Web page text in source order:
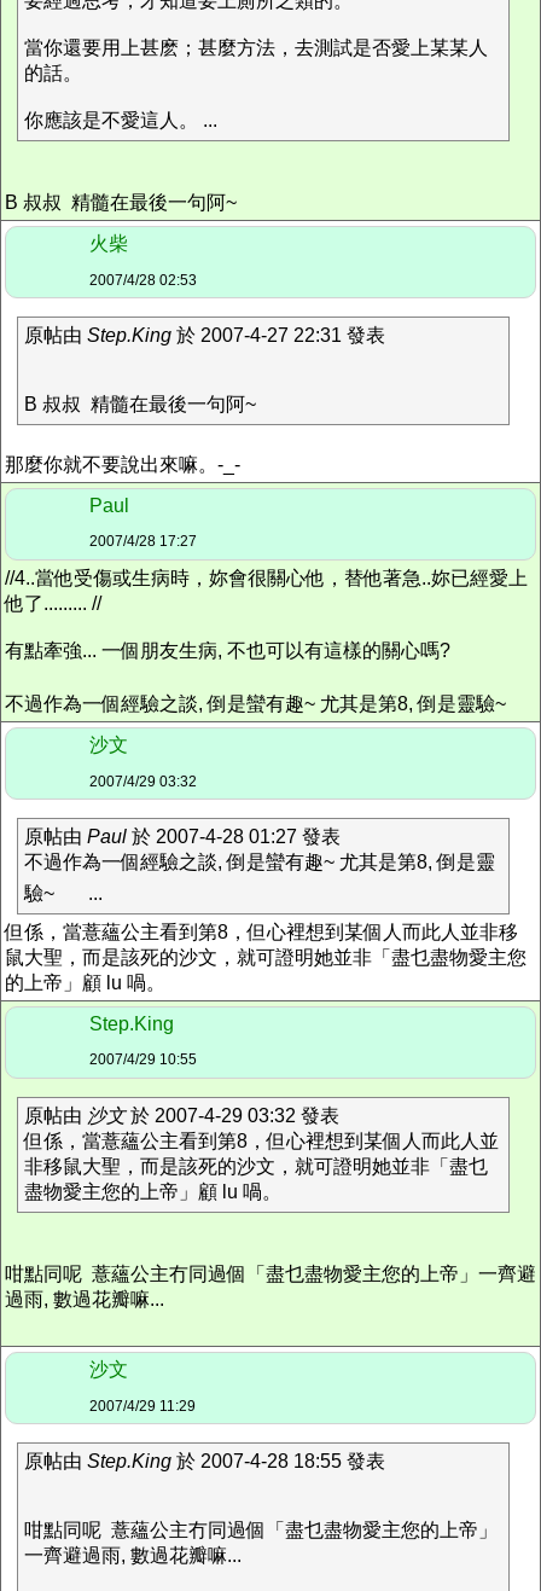
當你還要用上甚麽；甚麼方法，去測試是否愛上某某人
的話。
你應該是不愛這人。 ...
B 叔叔 精髓在最後一句阿~
火柴
2007/4/28 02:53
原帖由 Step.King 於 2007-4-27 22:31 發表
B 叔叔 精髓在最後一句阿~
那麼你就不要說出來嘛。-_-
Paul
2007/4/28 17:27
//4..當他受傷或生病時，妳會很關心他，替他著急..妳已經愛上
他了......... //
有點牽強... 一個朋友生病, 不也可以有這樣的關心嗎?
不過作為一個經驗之談, 倒是蠻有趣~ 尤其是第8, 倒是靈驗~
沙文
2007/4/29 03:32
原帖由 Paul 於 2007-4-28 01:27 發表
不過作為一個經驗之談, 倒是蠻有趣~ 尤其是第8, 倒是靈
驗~
...
但係，當薏蘊公主看到第8，但心裡想到某個人而此人並非移
鼠大聖，而是該死的沙文，就可證明她並非「盡乜盡物愛主您
的上帝」顧 lu 喎。
Step.King
2007/4/29 10:55
原帖由 沙文於 2007-4-29 03:32 發表
但係，當薏蘊公主看到第8，但心裡想到某個人而此人並
非移鼠大聖，而是該死的沙文，就可證明她並非「盡乜
盡物愛主您的上帝」顧 lu 喎。
咁點同呢 薏蘊公主冇同過個「盡乜盡物愛主您的上帝」一齊避
過雨, 數過花瓣嘛...
沙文
2007/4/29 11:29
原帖由 Step.King 於 2007-4-28 18:55 發表
咁點同呢 薏蘊公主冇同過個「盡乜盡物愛主您的上帝」
一齊避過雨, 數過花瓣嘛...